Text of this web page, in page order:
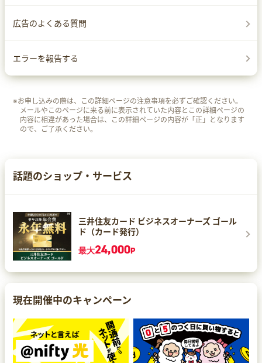
広告のよくある質問
エラーを報告する
※お申し込みの際は、この詳細ページの注意事項を必ずご確認ください。
メールやこのページに来る前に表示されていた内容とこの詳細ページの
内容に相違があった場合は、この詳細ページの内容が「正」となります
ので、ご了承ください。
話題のショップ・サービス
三井住友カード ビジネスオーナーズ ゴール
ド（カード発行）
最大24,000P
現在開催中のキャンペーン